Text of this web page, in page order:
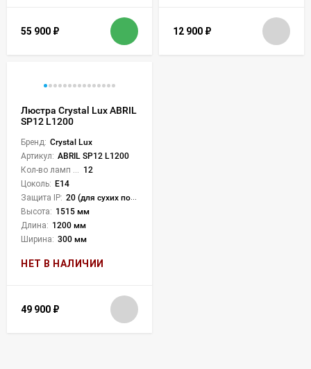
55 900 ₽ 12 900 ₽
Люстра Crystal Lux ABRIL
SP12 L1200
Бренд: Crystal Lux
Артикул: ABRIL SP12 L1200
Кол-во ламп или LED: 12
Цоколь: E14
Защита IP: 20 (для сухих пом.)
Высота: 1515 мм
Длина: 1200 мм
Ширина: 300 мм
НЕТ В НАЛИЧИИ
49 900 ₽